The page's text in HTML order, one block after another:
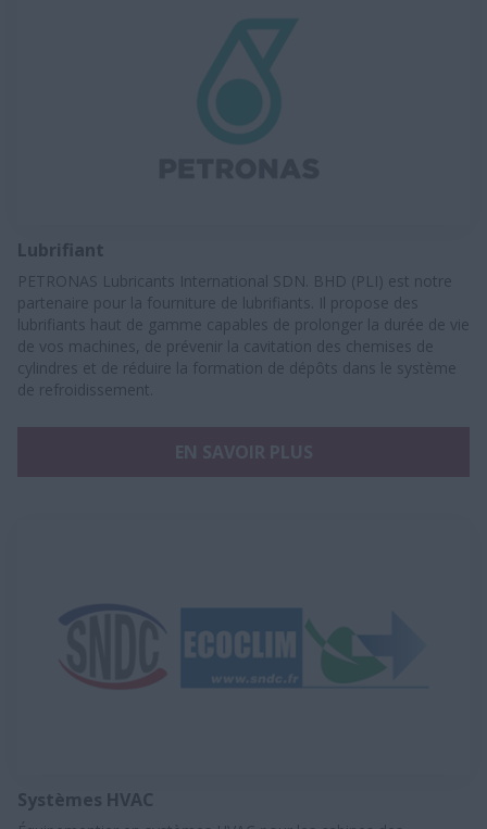
Lubrifiant
PETRONAS Lubricants International SDN. BHD (PLI) est notre
partenaire pour la fourniture de lubrifiants. Il propose des
lubrifiants haut de gamme capables de prolonger la durée de vie
de vos machines, de prévenir la cavitation des chemises de
cylindres et de réduire la formation de dépôts dans le système
de refroidissement.
Systèmes HVAC